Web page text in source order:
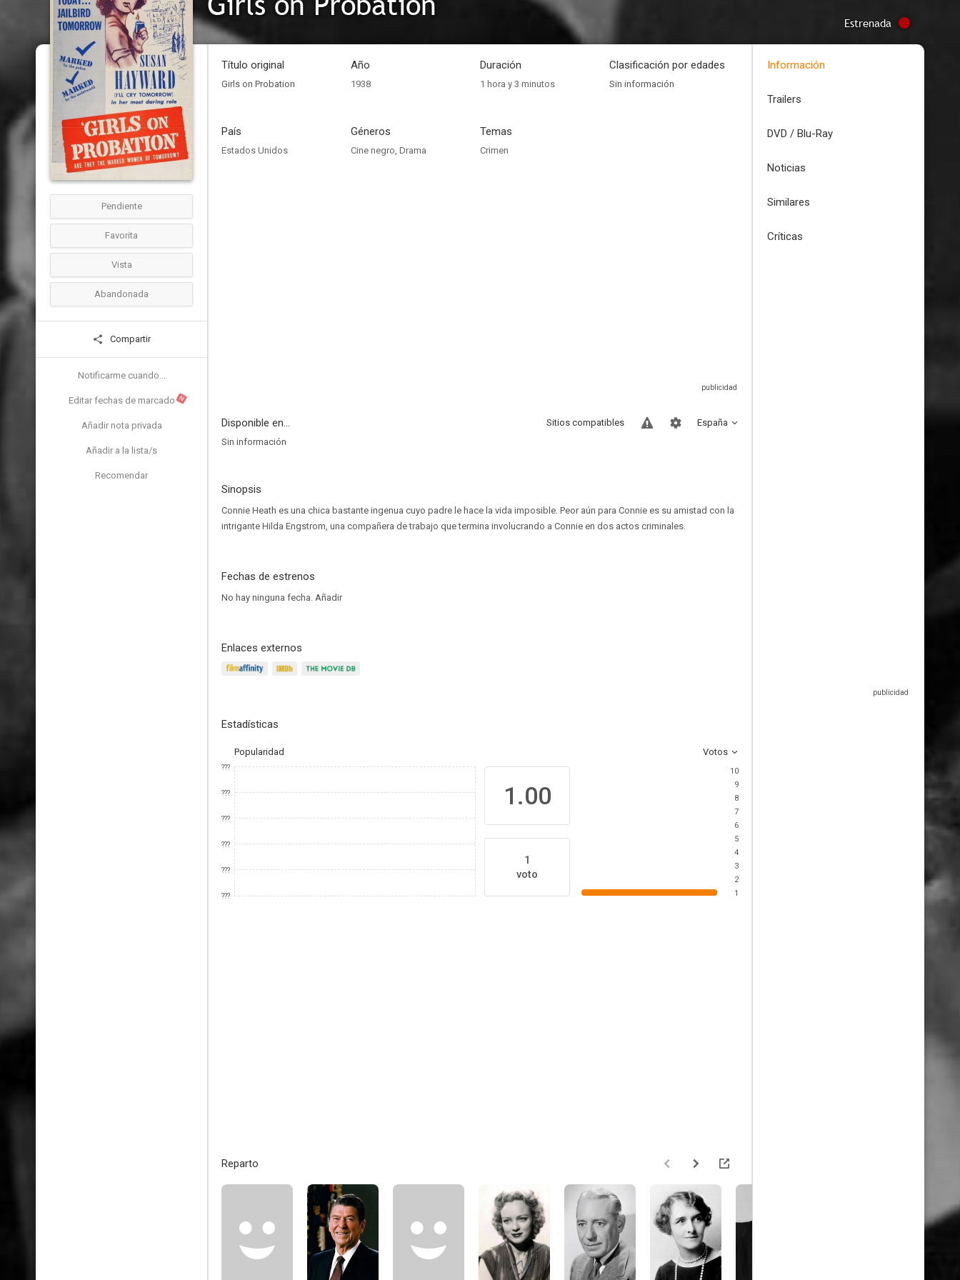
Estrenada
Pendiente
Favorita
Vista
Abandonada
Compartir
Notificarme cuando...
Editar fechas de marcado N
Añadir nota privada
Añadir a la lista/s
Recomendar
Título original
Girls on Probation
Año
1938
Duración
1 hora y 3 minutos
Clasificación por edades
Sin información
País
Estados Unidos
Géneros
Cine negro, Drama
Temas
Crimen
Disponible en... España
Sitios compatibles
Sin información
Sinopsis
Connie Heath es una chica bastante ingenua cuyo padre le hace la vida imposible. Peor aún para Connie es su amistad con la
intrigante Hilda Engstrom, una compañera de trabajo que termina involucrando a Connie en dos actos criminales.
Fechas de estrenos
No hay ninguna fecha. Añadir
Enlaces externos
Estadísticas
Popularidad Votos
???
???
???
???
???
???
1.00
1
voto
10
9
8
7
6
5
4
3
2
1
Reparto
Información
Trailers
DVD / Blu-Ray
Noticias
Similares
Críticas